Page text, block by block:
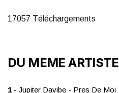
17057 Téléchargements
DU MEME ARTISTE
1 - Jupiter Davibe - Pres De Moi